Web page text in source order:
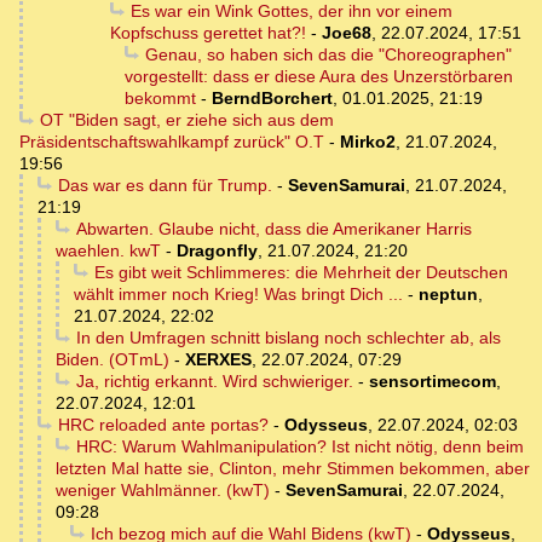
Es war ein Wink Gottes, der ihn vor einem
Kopfschuss gerettet hat?! - Joe68, 22.07.2024, 17:51
Genau, so haben sich das die "Choreographen"
vorgestellt: dass er diese Aura des Unzerstörbaren
bekommt - BerndBorchert, 01.01.2025, 21:19
OT "Biden sagt, er ziehe sich aus dem
Präsidentschaftswahlkampf zurück" O.T - Mirko2, 21.07.2024,
19:56
Das war es dann für Trump. - SevenSamurai, 21.07.2024,
21:19
Abwarten. Glaube nicht, dass die Amerikaner Harris
waehlen. kwT - Dragonfly, 21.07.2024, 21:20
Es gibt weit Schlimmeres: die Mehrheit der Deutschen
wählt immer noch Krieg! Was bringt Dich ... - neptun,
21.07.2024, 22:02
In den Umfragen schnitt bislang noch schlechter ab, als
Biden. (OTmL) - XERXES, 22.07.2024, 07:29
Ja, richtig erkannt. Wird schwieriger. - sensortimecom,
22.07.2024, 12:01
HRC reloaded ante portas?- Odysseus, 22.07.2024, 02:03
HRC: Warum Wahlmanipulation? Ist nicht nötig, denn beim
letzten Mal hatte sie, Clinton, mehr Stimmen bekommen, aber
weniger Wahlmänner. (kwT) - SevenSamurai, 22.07.2024,
09:28
Ich bezog mich auf die Wahl Bidens (kwT) - Odysseus,